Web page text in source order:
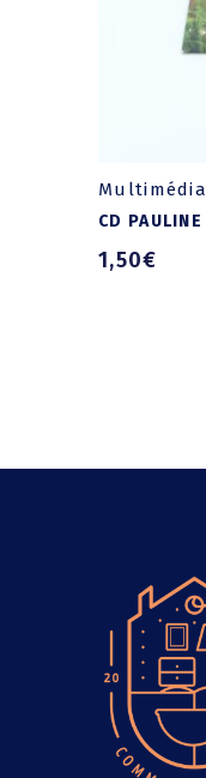
Multimédia
CD PAULINE
1,50€